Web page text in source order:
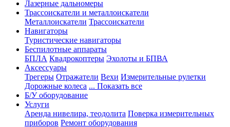
Лазерные дальномеры
Трассоискатели и металлоискатели
Металлоискатели Трассоискатели
Навигаторы
Туристические навигаторы
Беспилотные аппараты
БПЛА Квадрокоптеры Эхолоты и БПВА
Аксессуары
Трегеры Отражатели Вехи Измерительные рулетки
Дорожные колеса ... Показать все
Б/У оборудование
Услуги
Аренда нивелира, теодолита Поверка измерительных
приборов Ремонт оборудования